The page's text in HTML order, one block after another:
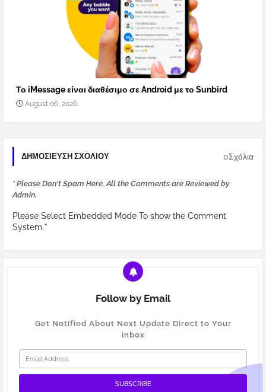
Το iMessage είναι διαθέσιμο σε Android με το Sunbird
August 06, 2026
ΔΗΜΟΣΊΕΥΣΗ ΣΧΟΛΊΟΥ 0Σχόλια
* Please Don't Spam Here. All the Comments are Reviewed by
Admin.
Please Select Embedded Mode To show the Comment
System.*
Follow by Email
Get Notified About Next Update Direct to Your
inbox